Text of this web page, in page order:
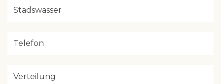
Stadswasser
Telefon
Verteilung